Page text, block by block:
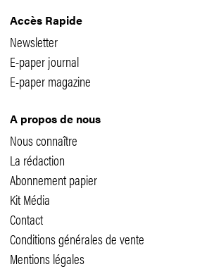
Accès Rapide
Newsletter
E-paper journal
E-paper magazine
A propos de nous
Nous connaître
La rédaction
Abonnement papier
Kit Média
Contact
Conditions générales de vente
Mentions légales